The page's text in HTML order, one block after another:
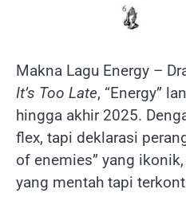
Makna Lagu Energy –
It’s Too Late, “Energy”
hingga akhir 2025.
flex, tapi deklarasi
of enemies” yang
yang mentah tapi